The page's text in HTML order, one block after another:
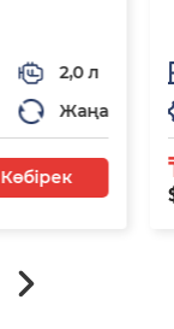
2,0 л
Жаңа
Көбірек